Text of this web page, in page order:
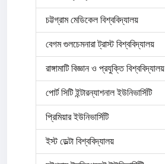
চট্টগ্রাম মেডিকেল বিশ্ববিদ্যালয়
বেগম গুলচেমনারা ট্রাস্ট বিশ্ববিদ্যালয়
রাঙ্গামাটি বিজ্ঞান ও প্রযুক্তি বিশ্ববিদ্যালয়
পোর্ট সিটি ইন্টারন্যাশনাল ইউনিভার্সিটি
প্রিমিয়ার ইউনিভার্সিটি
ইস্ট ডেল্টা বিশ্ববিদ্যালয়